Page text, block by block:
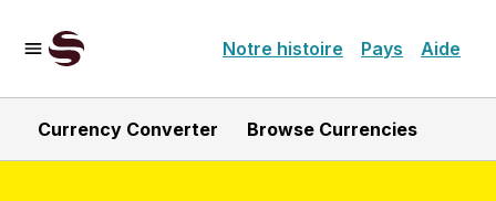
Notre histoire Pays Aide
Currency Converter Browse Currencies